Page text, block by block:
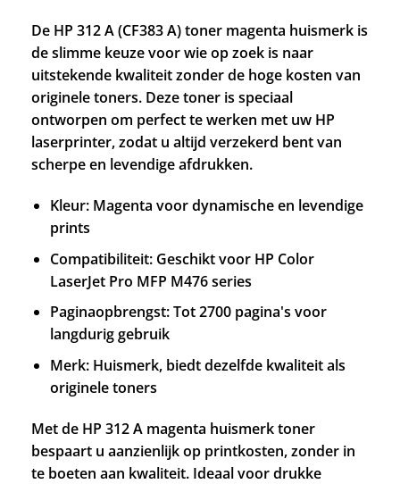
De HP 312 A (CF383 A) toner magenta huismerk is
de slimme keuze voor wie op zoek is naar
uitstekende kwaliteit zonder de hoge kosten van
originele toners. Deze toner is speciaal
ontworpen om perfect te werken met uw HP
laserprinter, zodat u altijd verzekerd bent van
scherpe en levendige afdrukken.
Kleur: Magenta voor dynamische en levendige
prints
Compatibiliteit: Geschikt voor HP Color
LaserJet Pro MFP M476 series
Paginaopbrengst: Tot 2700 pagina's voor
langdurig gebruik
Merk: Huismerk, biedt dezelfde kwaliteit als
originele toners
Met de HP 312 A magenta huismerk toner
bespaart u aanzienlijk op printkosten, zonder in
te boeten aan kwaliteit. Ideaal voor drukke